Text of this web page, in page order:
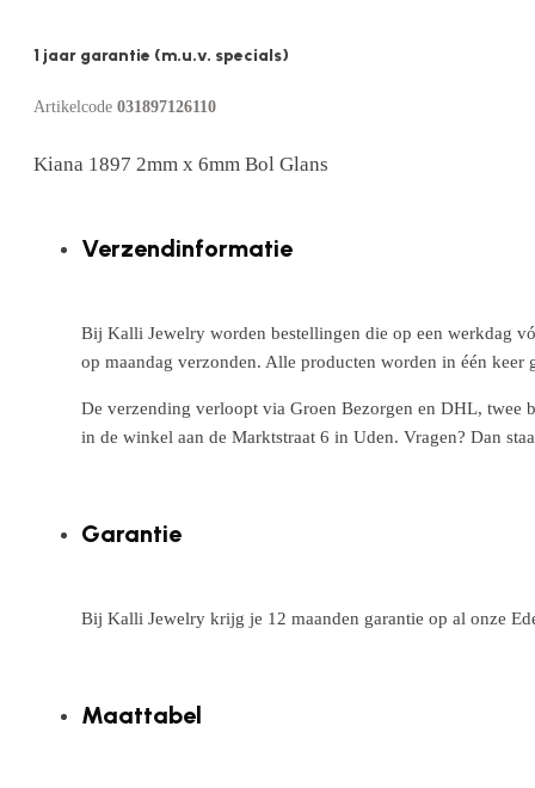
1 jaar garantie (m.u.v. specials)
Artikelcode 031897126110
Kiana 1897 2mm x 6mm Bol Glans
Verzendinformatie
Bij Kalli Jewelry worden bestellingen die op een werkdag
op maandag verzonden. Alle producten worden in één
De verzending verloopt via Groen Bezorgen en DHL, twee
in de winkel aan de Marktstraat 6 in Uden. Vragen? Dan
Garantie
Bij Kalli Jewelry krijg je 12 maanden garantie op al onze
Maattabel